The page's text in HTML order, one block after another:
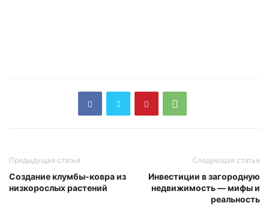
Предыдущая статья
Создание клумбы-ковра из
низкорослых растений
Следующая статья
Инвестиции в загородную
недвижимость — мифы и
реальность